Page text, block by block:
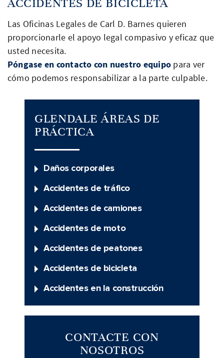
Las Oficinas Legales de Carl D. Barnes quieren
proporcionarle el apoyo legal compasivo y eficaz que
usted necesita.
Póngase en contacto con nuestro equipo para ver
cómo podemos responsabilizar a la parte culpable.
GLENDALE ÁREAS DE
PRÁCTICA
Daños corporales
Accidentes de tráfico
Accidentes de camiones
Accidentes de moto
Accidentes de peatones
Accidentes de bicicleta
Accidentes en la construcción
CONTACTE CON
NOSOTROS